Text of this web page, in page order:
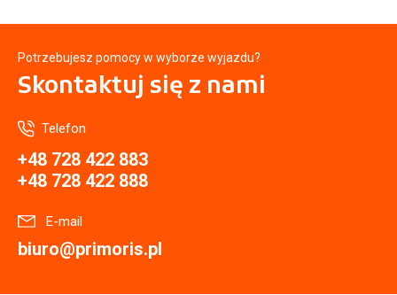
Potrzebujesz pomocy w wyborze wyjazdu?
Skontaktuj się z nami
Telefon
+48 728 422 883
+48 728 422 888
E-mail
biuro@primoris.pl